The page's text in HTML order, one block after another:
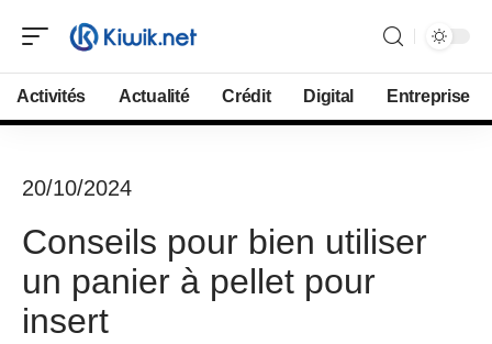
Activités Actualité Crédit Digital Entreprise
20/10/2024
Conseils pour bien utiliser
un panier à pellet pour
insert